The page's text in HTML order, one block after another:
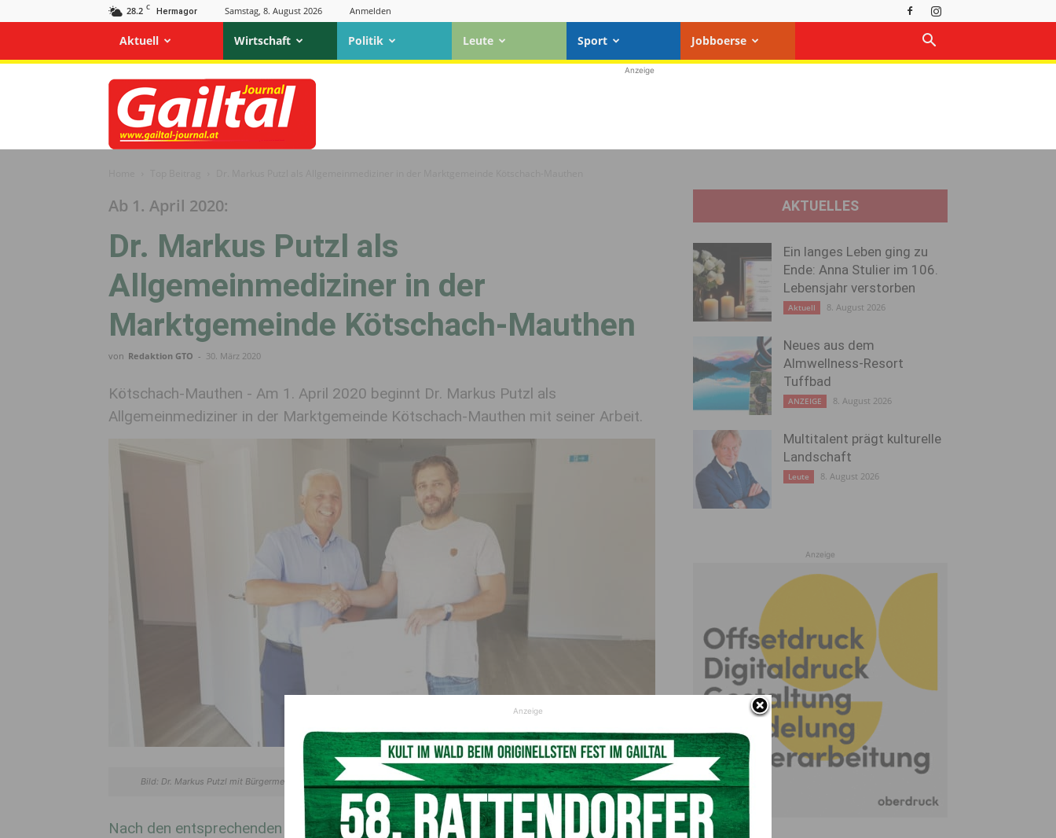
28.2 C Hermagor Samstag, 8. August 2026 Anmelden
Aktuell Wirtschaft Politik Leute Sport Jobboerse
Gailtal
Journal
Anzeige
Ab 1. April 2020:
Dr. Markus Putzl als
Allgemeinmediziner in der
Marktgemeinde Kötschach-Mauthen
von Redaktion GTO - 30. März 2020
Kötschach-Mauthen - Am 1. April 2020 beginnt Dr. Markus Putzl als
Allgemeinmediziner in der Marktgemeinde Kötschach-Mauthen mit seiner Arbeit.
Bild: Dr. Markus Putzl mit Bürgermeister Walter Hartlieb in den Ordinationsräumlichkeiten im Rathaus (Archivaufnahme)
Nach den entsprechenden Adaptierungsarbeiten durch die Marktgemeinde als
AKTUELLES
Ein langes Leben ging zu
Ende: Anna Stulier im 106.
Lebensjahr verstorben
Aktuell 8. August 2026
Neues aus dem
Almwellness-Resort
Tuffbad
ANZEIGE 8. August 2026
Multitalent prägt kulturelle
Landschaft
Leute 8. August 2026
Anzeige
Anzeige